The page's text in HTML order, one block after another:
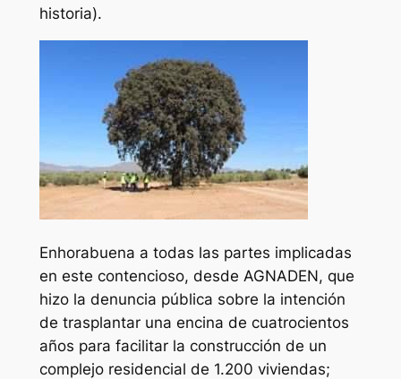
historia).
Enhorabuena a todas las partes implicadas
en este contencioso, desde AGNADEN, que
hizo la denuncia pública sobre la intención
de trasplantar una encina de cuatrocientos
años para facilitar la construcción de un
complejo residencial de 1.200 viviendas;